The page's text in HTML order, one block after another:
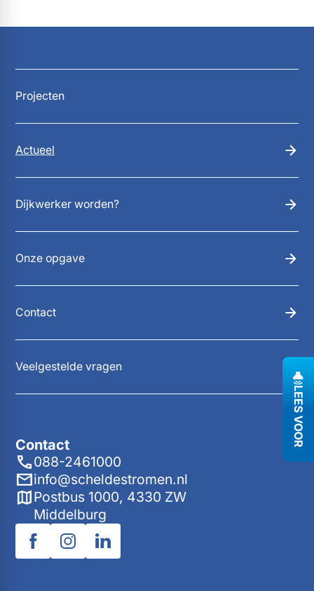
LEES VOOR
Contact
088-2461000
info@scheldestromen.nl
Postbus 1000, 4330 ZW
Middelburg
Projecten
Actueel
Dijkwerker worden?
Onze opgave
Contact
Veelgestelde vragen